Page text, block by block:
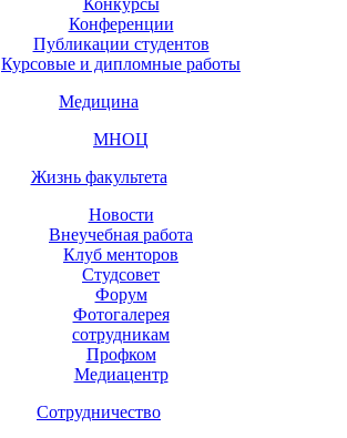
Конкурсы
Конференции
Публикации студентов
Курсовые и дипломные работы
Медицина
МНОЦ
Жизнь факультета
Новости
Внеучебная работа
Клуб менторов
Студсовет
Форум
Фотогалерея
сотрудникам
Профком
Медиацентр
Сотрудничество